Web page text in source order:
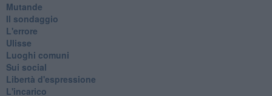
Mutande
Il sondaggio
L'errore
Ulisse
Luoghi comuni
Sui social
Libertà d'espressione
L'incarico